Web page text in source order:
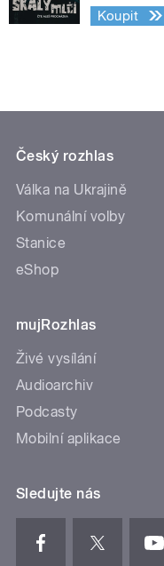
Koupit
Český rozhlas
Válka na Ukrajině
Komunální volby
Stanice
eShop
mujRozhlas
Živé vysílání
Audioarchiv
Podcasty
Mobilní aplikace
Sledujte nás